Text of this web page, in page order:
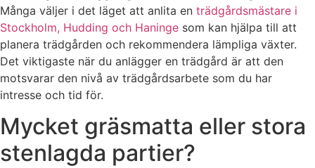
Många väljer i det läget att anlita en trädgårdsmästare i
Stockholm, Hudding och Haninge som kan hjälpa till att
planera trädgården och rekommendera lämpliga växter.
Det viktigaste när du anlägger en trädgård är att den
motsvarar den nivå av trädgårdsarbete som du har
intresse och tid för.
Mycket gräsmatta eller stora
stenlagda partier?